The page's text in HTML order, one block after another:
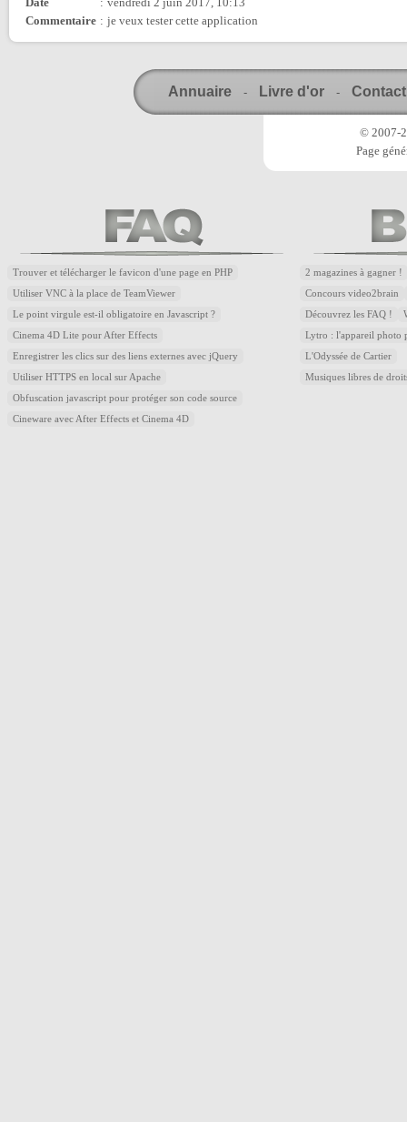
Commentaire : je veux tester cette application
Annuaire - Livre d'or - Contact
© 2007-
Page
Trouver et télécharger le favicon d'une page en PHP
Utiliser VNC à la place de TeamViewer
Le point virgule est-il obligatoire en Javascript ?
Cinema 4D Lite pour After Effects
Enregistrer les clics sur des liens externes avec jQuery
Utiliser HTTPS en local sur Apache
Obfuscation javascript pour protéger son code source
Cineware avec After Effects et Cinema 4D
2 magazines à gagner !
Concours video2brain
Découvrez les FAQ !
Lytro : l'appareil photo
L'Odyssée de Cartier
Musiques libres de